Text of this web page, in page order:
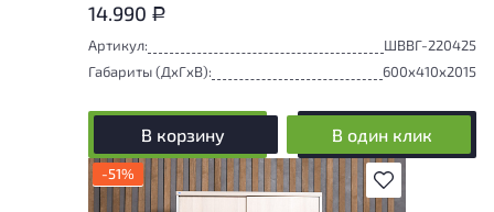
14.990 Р
Артикул:
ШВВГ-220425
Габариты (ДxГxВ):
600x410x2015
В корзину В один клик
В избранное
-51%